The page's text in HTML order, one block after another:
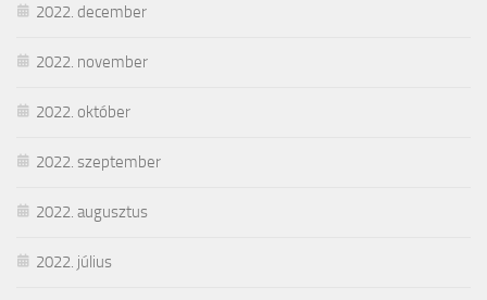
2022. december
2022. november
2022. október
2022. szeptember
2022. augusztus
2022. július